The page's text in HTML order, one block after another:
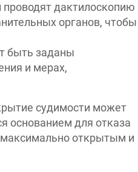
дактилоскопию
органов, чтобы
быть заданы
и мерах,
судимости может
основанием для отказа
открытым и